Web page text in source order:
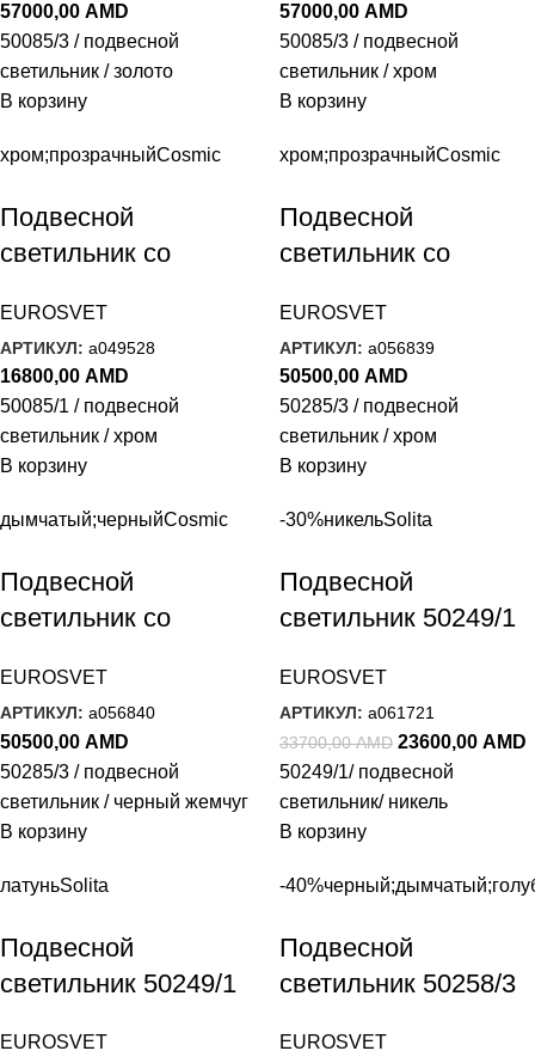
57000,00 AMD
50085/3 / подвесной
светильник / золото
В корзину
57000,00 AMD
50085/3 / подвесной
светильник / хром
В корзину
хром;прозрачныйCosmic
Подвесной
светильник со
плафоном 50085/1
хром
EUROSVET
АРТИКУЛ: a049528
16800,00 AMD
50085/1 / подвесной
светильник / хром
В корзину
хром;прозрачныйCosmic
Подвесной
светильник со
плафоном 50285/3
хром
EUROSVET
АРТИКУЛ: a056839
50500,00 AMD
50285/3 / подвесной
светильник / хром
В корзину
дымчатый;черныйCosmic
Подвесной
светильник со
плафоном 50285/3
черный жемчуг
EUROSVET
АРТИКУЛ: a056840
50500,00 AMD
50285/3 / подвесной
светильник / черный жемчуг
В корзину
-30%никельSolita
Подвесной
светильник 50249/1
EUROSVET
АРТИКУЛ: a061721
33700,00AMD 23600,00 AMD
50249/1/ подвесной
светильник/ никель
В корзину
латуньSolita
Подвесной
светильник 50249/1
EUROSVET
-40%
Подвесной
светильник 50258/3
EUROSVET